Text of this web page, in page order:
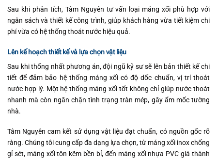
Sau khi phân tích, Tâm Nguyên tư vấn loại máng xối phù hợp với
ngân sách và thiết kế công trình, giúp khách hàng vừa tiết kiệm chi
phí vừa có hệ thống thoát nước hiệu quả.
Lên kế hoạch thiết kế và lựa chọn vật liệu
Sau khi thống nhất phương án, đội ngũ kỹ sư sẽ lên bản thiết kế chi
tiết để đảm bảo hệ thống máng xối có độ dốc chuẩn, vị trí thoát
nước hợp lý. Một hệ thống máng xối tốt không chỉ giúp nước thoát
nhanh mà còn ngăn chặn tình trạng tràn mép, gây ẩm mốc tường
nhà.
Tâm Nguyên cam kết sử dụng vật liệu đạt chuẩn, có nguồn gốc rõ
ràng. Chúng tôi cung cấp đa dạng lựa chọn, từ máng xối inox chống
gỉ sét, máng xối tôn kẽm bền bỉ, đến máng xối nhựa PVC giá thành